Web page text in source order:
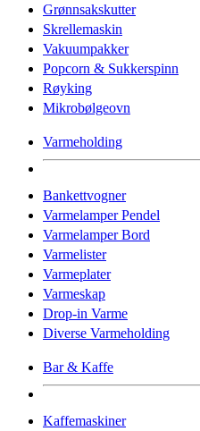
Grønnsakskutter
Skrellemaskin
Vakuumpakker
Popcorn & Sukkerspinn
Røyking
Mikrobølgeovn
Varmeholding
Bankettvogner
Varmelamper Pendel
Varmelamper Bord
Varmelister
Varmeplater
Varmeskap
Drop-in Varme
Diverse Varmeholding
Bar & Kaffe
Kaffemaskiner